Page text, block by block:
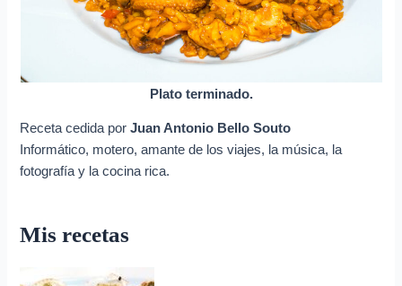
Plato terminado.
Receta cedida porJuan Antonio Bello Souto
Informático, motero, amante de los viajes, la música, la
fotografía y la cocina rica.
Mis recetas